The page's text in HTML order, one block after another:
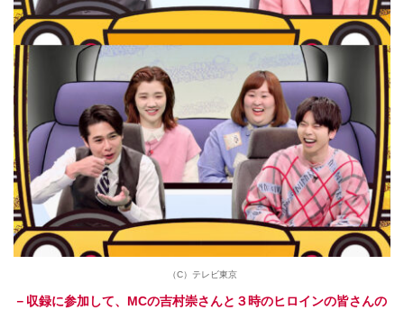
（C）テレビ東京
－収録に参加して、MCの吉村崇さんと３時のヒロインの皆さんの